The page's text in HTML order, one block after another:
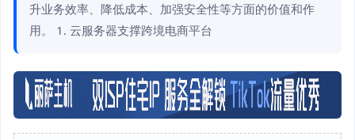
升业务效率、降低成本、加强安全性等方面的价值和作
用。 1. 云服务器支撑跨境电商平台